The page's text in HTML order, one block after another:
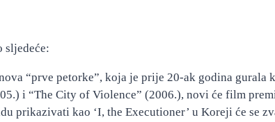
sljedeće:
“prve petorke”, koja je prije 20-ak godina gurala
i “The City of Violence” (2006.), novi će film
prikazivati kao ‘I, the Executioner’ u Koreji će se